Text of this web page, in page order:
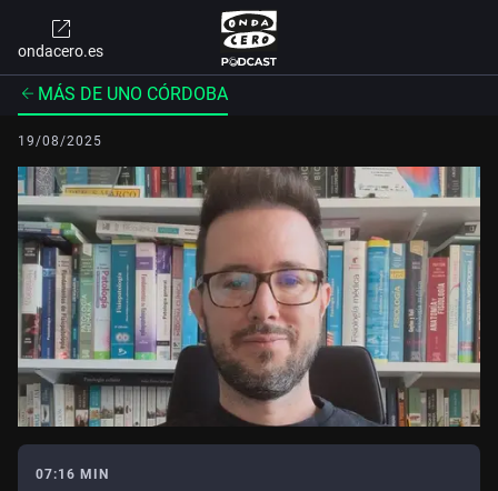
ondacero.es
MÁS DE UNO CÓRDOBA
19/08/2025
07:16 MIN